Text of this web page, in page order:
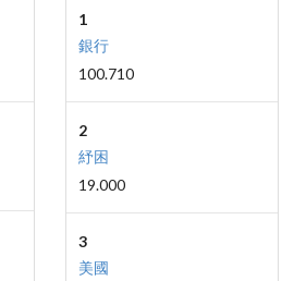
1
銀行
100.710
2
紓困
19.000
3
美國